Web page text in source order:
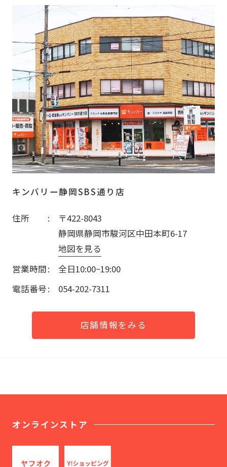
キンバリー静岡SBS通り店
住所
〒422-8043
静岡県静岡市駿河区中田本町6-17
地図を見る
営業時間
全日10:00~19:00
電話番号
054-202-7311
店舗情報をみる
オンラインストア